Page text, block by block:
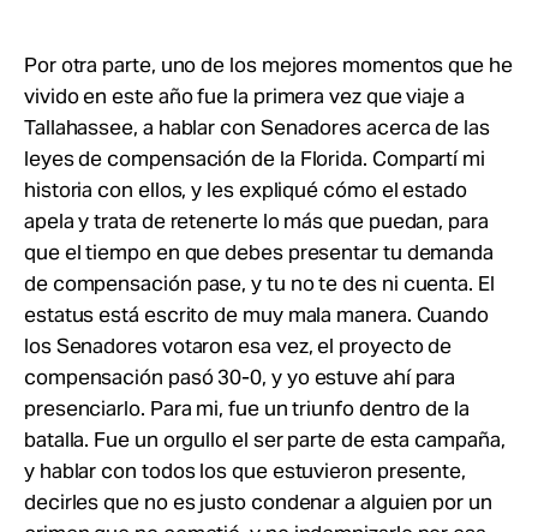
Por otra parte, uno de los mejores momentos que he
vivido en este año fue la primera vez que viaje a
Tallahassee, a hablar con Senadores acerca de las
leyes de compensación de la Florida. Compartí mi
historia con ellos, y les expliqué cómo el estado
apela y trata de retenerte lo más que puedan, para
que el tiempo en que debes presentar tu demanda
de compensación pase, y tu no te des ni cuenta. El
estatus está escrito de muy mala manera. Cuando
los Senadores votaron esa vez, el proyecto de
compensación pasó 30-0, y yo estuve ahí para
presenciarlo. Para mi, fue un triunfo dentro de la
batalla. Fue un orgullo el ser parte de esta campaña,
y hablar con todos los que estuvieron presente,
decirles que no es justo condenar a alguien por un